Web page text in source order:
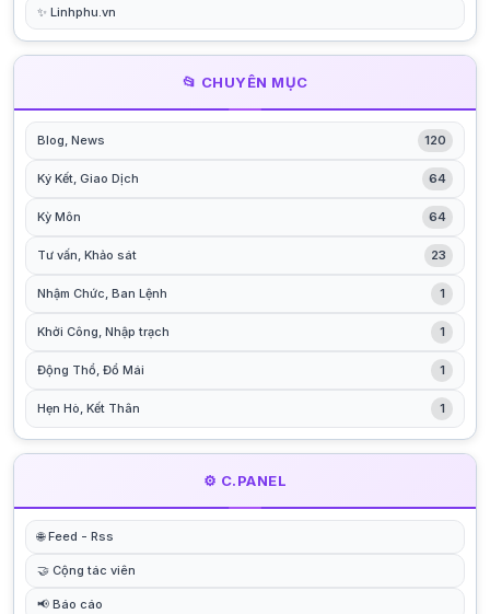
✨ Linhphu.vn
📂 CHUYÊN MỤC
Blog, News 120
Ký Kết, Giao Dịch 64
Kỳ Môn 64
Tư vấn, Khảo sát 23
Nhậm Chức, Ban Lệnh 1
Khởi Công, Nhập trạch 1
Động Thổ, Đổ Mái 1
Hẹn Hò, Kết Thân 1
⚙️ C.PANEL
🌐 Feed - Rss
🤝 Cộng tác viên
📢 Báo cáo